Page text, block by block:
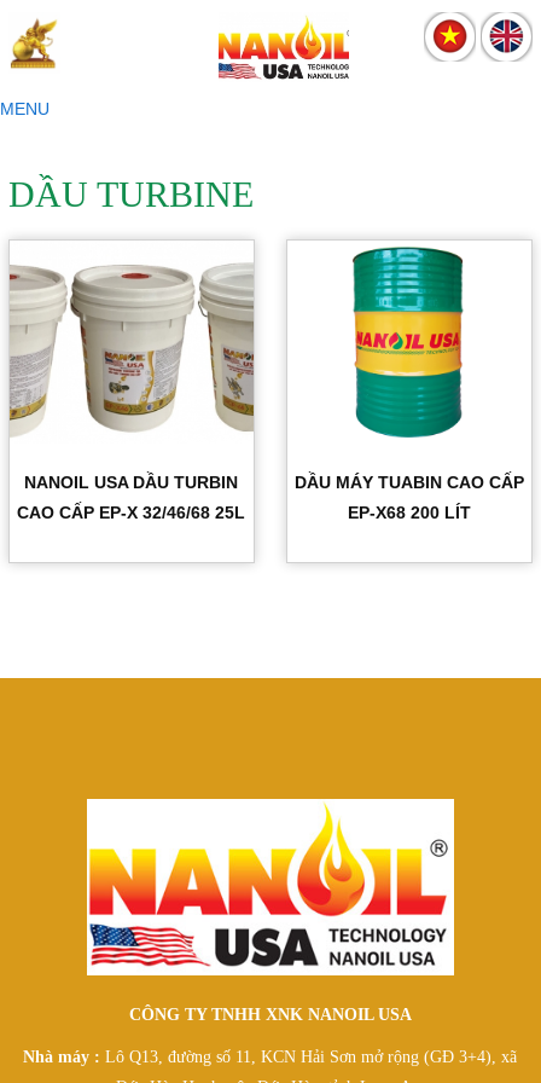
MENU
Sản phẩm
TÀI LIỆU HƯỚNG DẪN CHUYÊN SÂU VỀ DẦU NHỚT NANOIL USA
CÔNG NGHỆ NANO
DẦU NHỜN ĐỘNG CƠ
DẦU NHỚT XE GẮN MÁY
DẦU NHỚT XE TAY GA
DẦU NHỚT XE ÔTÔ
DẦU TRỢ LỰC TAY LÁI ATF
DẦU THẮNG
NƯỚC LÀM MÁT ĐỘNG CƠ
DẦU ĐỘNG CƠ NANOIL USA 2T
DẦU CÔNG NGHIỆP
DẦU NÉN KHÍ TRỤC VÍT
DẦU TURBINE
SẢN PHẨM PLUS NANO
DẦU NHỜN PLUS NANO 2T
DẦU NHỜN PLUS NANO 4T XE MÁY
DẦU NHỜN PLUS NANO ĐỘNG CƠ
DẦU NHỜN PLUS NANO HỘP SỐ
PLUS NANO NƯỚC LÀM MÁT ĐỘNG CƠ
SẢN PHẨM HULOTOIL
DẦU TURBINE
NANOIL USA DẦU TURBIN
CAO CẤP EP-X 32/46/68 25L
DẦU MÁY TUABIN CAO CẤP
EP-X68 200 LÍT
CÔNG TY TNHH XNK NANOIL USA
Nhà máy : Lô Q13, đường số 11, KCN Hải Sơn mở rộng (GĐ 3+4), xã